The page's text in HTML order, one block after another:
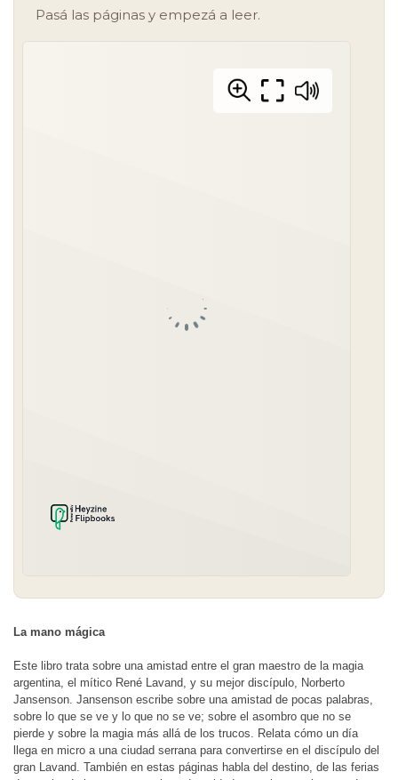
Pasá las páginas y empezá a leer.
La mano mágica
Este libro trata sobre una amistad entre el gran maestro de la magia
argentina, el mítico René Lavand, y su mejor discípulo, Norberto
Jansenson. Jansenson escribe sobre una amistad de pocas palabras,
sobre lo que se ve y lo que no se ve; sobre el asombro que no se
pierde y sobre la magia más allá de los trucos. Relata cómo un día
llega en micro a una ciudad serrana para convertirse en el discípulo del
gran Lavand. También en estas páginas habla del destino, de las ferias